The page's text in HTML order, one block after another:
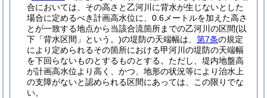
合においては、その高さと乙河川に背水が生じないとした
場合に定めるべき計画高水位に、0.6メートルを加えた高さ
とが一致する地点から当該合流箇所までの乙河川の区間(以
下「背水区間」という。)の堤防の天端幅は、 第7条の規定
により定められるその箇所における甲河川の堤防の天端幅
を下回らないものとするものとする。 ただし、堤内地盤高
が計画高水位より高く、かつ、地形の状況等により治水上
の支障がないと認められる区間にあっては、この限りでな
い。